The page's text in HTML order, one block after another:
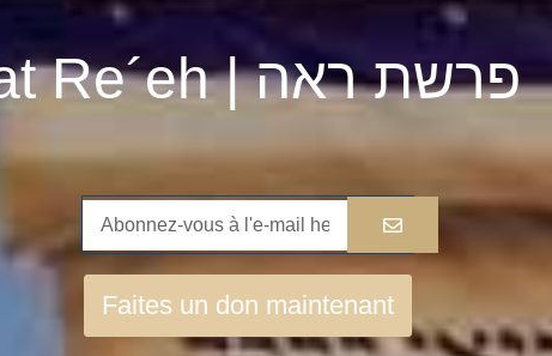
Parshat Re´eh | פרשת ראה
Faites un don maintenant